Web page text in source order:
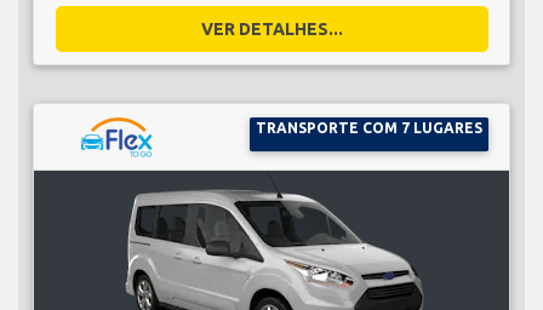
VER DETALHES...
TRANSPORTE COM 7 LUGARES